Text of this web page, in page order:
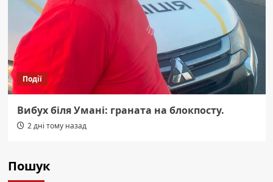
Події
Вибух біля Умані: граната на блокпосту.
2 дні тому назад
Пошук